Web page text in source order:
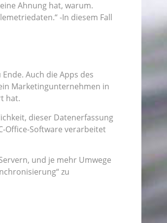
Ahnung hat, warum.
-In diesem Fall
Auch die Apps des
Marketingunternehmen in
hat.
dieser Datenerfassung
Office-Software verarbeitet
und je mehr Umwege
zu